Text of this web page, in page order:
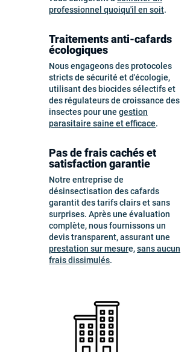
professionnel quoiqu'il en soit.
Traitements anti-cafards
écologiques
Nous engageons des protocoles
stricts de sécurité et d'écologie,
utilisant des biocides sélectifs et
des régulateurs de croissance des
insectes pour une gestion
parasitaire saine et efficace.
Pas de frais cachés et
satisfaction garantie
Notre entreprise de
désinsectisation des cafards
garantit des tarifs clairs et sans
surprises. Après une évaluation
complète, nous fournissons un
devis transparent, assurant une
prestation sur mesure,sans aucun
frais dissimulés.